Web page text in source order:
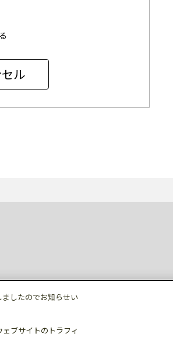
ル
したのでお知らせい
ブサイトのトラフィ